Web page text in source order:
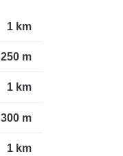
1 km
250 m
1 km
300 m
1 km